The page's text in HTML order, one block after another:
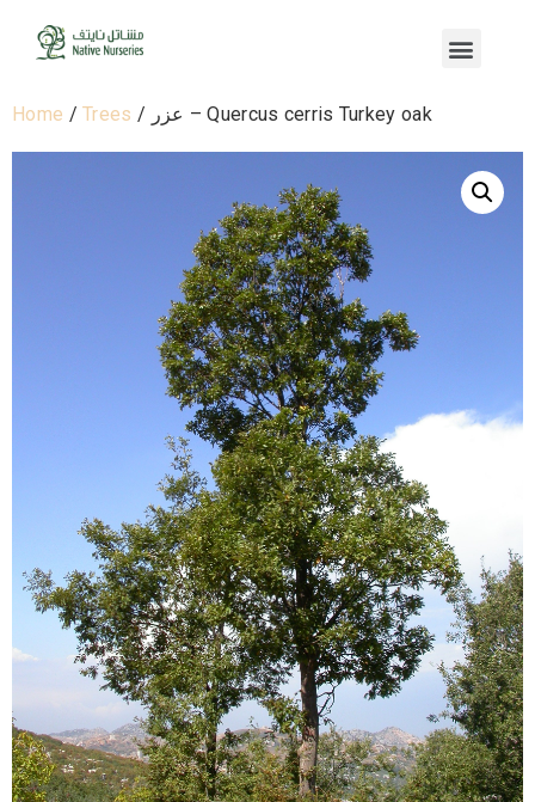
Home /Trees / عزر – Quercus cerris Turkey oak